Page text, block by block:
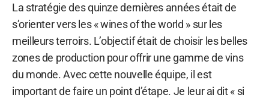
La stratégie des quinze dernières années était de
s’orienter vers les « wines of the world » sur les
meilleurs terroirs. L’objectif était de choisir les belles
zones de production pour offrir une gamme de vins
du monde. Avec cette nouvelle équipe, il est
important de faire un point d’étape. Je leur ai dit « si